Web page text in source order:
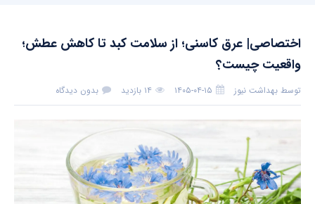
اختصاصی| عرق کاسنی؛ از سلامت کبد تا کاهش عطش؛
واقعیت چیست؟
توسط بهداشت نیوز ۱۴۰۵-۰۴-۱۵ ۱۴ بازدید بدون دیدگاه